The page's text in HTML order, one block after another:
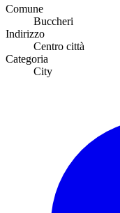
Comune
Buccheri
Indirizzo
Centro città
Categoria
City